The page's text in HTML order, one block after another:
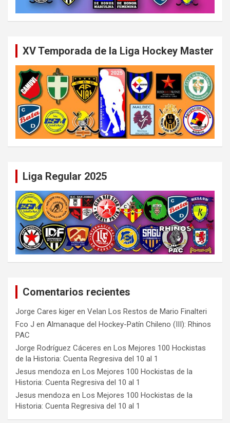
XV Temporada de la Liga Hockey Master
Liga Regular 2025
Comentarios recientes
Jorge Cares kiger en Velan Los Restos de Mario Finalteri
Fco J en Almanaque del Hockey-Patín Chileno (III): Rhinos
PAC
Jorge Rodríguez Cáceres en Los Mejores 100 Hockistas
de la Historia: Cuenta Regresiva del 10 al 1
Jesus mendoza en Los Mejores 100 Hockistas de la
Historia: Cuenta Regresiva del 10 al 1
Jesus mendoza en Los Mejores 100 Hockistas de la
Historia: Cuenta Regresiva del 10 al 1